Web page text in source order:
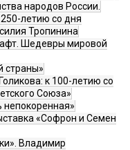
народов России.
летию со дня
Тропинина
Шедевры мировой
страны»
к 100-летию со
Союза»
непокоренная»
«Софрон и Семен
Владимир